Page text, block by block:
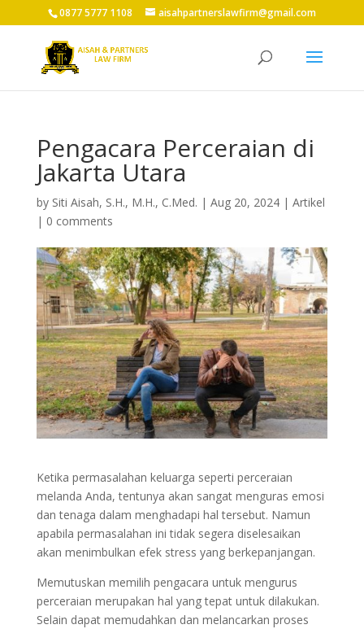
0877 5777 1108 aisahpartnerslawfirm@gmail.com
Pengacara Perceraian di
Jakarta Utara
by Siti Aisah, S.H., M.H., C.Med. | Aug 20, 2024| Artikel
| 0 comments
Ketika permasalahan keluarga seperti perceraian
melanda Anda, tentunya akan sangat menguras emosi
dan tenaga dalam menghadapi hal tersebut. Namun
apabila permasalahan ini tidak segera diselesaikan
akan menimbulkan efek stress yang berkepanjangan.
Memutuskan memilih pengacara untuk mengurus
perceraian merupakan hal yang tepat untuk dilakukan.
Selain dapat memudahkan dan melancarkan proses